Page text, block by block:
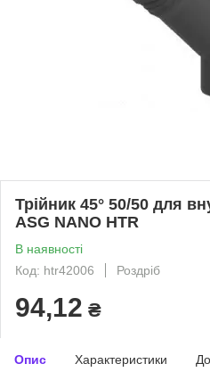
Трійник 45° 50/50 для
ASG NANO HTR
В наявності
Код: htr42006
Роздріб
94,12 ₴
Опис Характеристики